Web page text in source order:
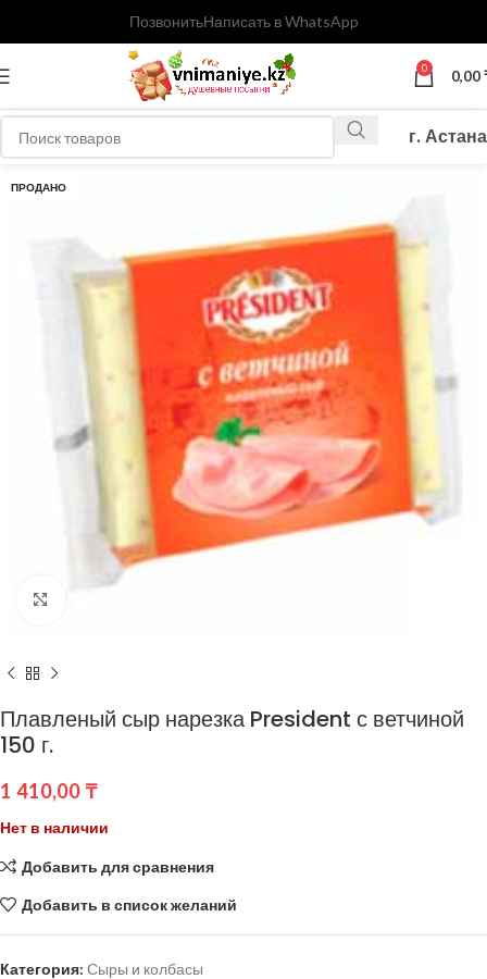
ПозвонитьНаписать в WhatsApp
0 0,00
г. Астана
ПРОДАНО
Плавленый сыр нарезка President с ветчиной
150 г.
1 410,00 ₸
Нет в наличии
Добавить для сравнения
Добавить в список желаний
Категория: Сыры и колбасы